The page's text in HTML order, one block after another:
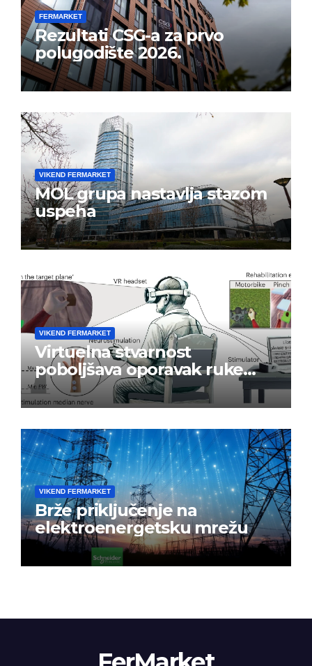
FERMARKET
Rezultati CSG-a za prvo
polugodište 2026.
VIKEND FERMARKET
MOL grupa nastavlja stazom
uspeha
VIKEND FERMARKET
Virtuelna stvarnost
poboljšava oporavak ruke
nakon moždanog udara
VIKEND FERMARKET
Brže priključenje na
elektroenergetsku mrežu